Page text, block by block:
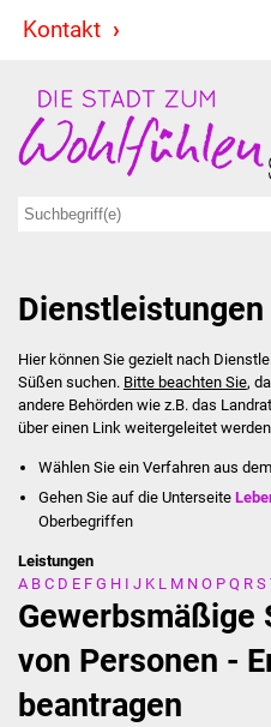
Kontakt
Hier können Sie gezielt nach
Süßen suchen. Bitte beachten Sie,
andere Behörden wie z.B. das
über einen Link weitergeleitet
Wählen Sie ein Verfahren aus dem
Gehen Sie auf die Unterseite
Oberbegriffen
Leistungen
A B C D E F G H I J K L M N O P Q R S
Gewerbsmäßige
von Personen -
beantragen